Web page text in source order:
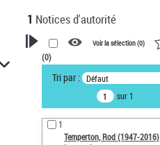
1 Notices d'autorité
VOTRE RECHERCHE
Recherche avancée dans les
notices d’autorité
Œuvres liées à l'auteur :
Temperton, Rod (1947-2016)
Voir la sélection (0)
(0)
Tri par : Défaut
sur 1
1
Temperton, Rod (1947-2016)